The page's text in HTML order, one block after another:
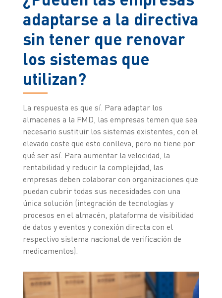
adaptarse a la directiva
sin tener que renovar
los sistemas que
utilizan?
La respuesta es que sí. Para adaptar los
almacenes a la FMD, las empresas temen que sea
necesario sustituir los sistemas existentes, con el
elevado coste que esto conlleva, pero no tiene por
qué ser así. Para aumentar la velocidad, la
rentabilidad y reducir la complejidad, las
empresas deben colaborar con organizaciones que
puedan cubrir todas sus necesidades con una
única solución (integración de tecnologías y
procesos en el almacén, plataforma de visibilidad
de datos y eventos y conexión directa con el
respectivo sistema nacional de verificación de
medicamentos).